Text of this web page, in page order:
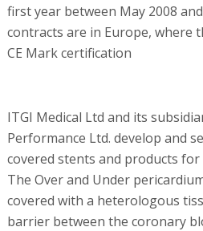
first year between May 2008
contracts are in Europe, where
CE Mark certification
ITGI Medical Ltd and its
Performance Ltd. develop and
covered stents and products
The Over and Under
covered with a heterologous
barrier between the coronary